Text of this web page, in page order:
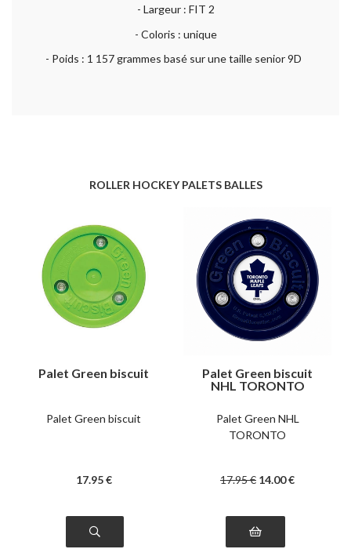
- Largeur : FIT 2
- Coloris : unique
- Poids : 1 157 grammes basé sur une taille senior 9D
ROLLER HOCKEY PALETS BALLES
Palet Green biscuit
Palet Green biscuit
17.95 €
Palet Green biscuit
NHL TORONTO
Palet Green NHL
TORONTO
17.95€ 14.00€